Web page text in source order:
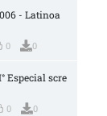
- Latinoa
0 0
Especial scre
0 0